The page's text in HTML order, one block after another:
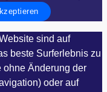
sind auf
beste Surferlebnis zu
ohne Änderung der
oder auf